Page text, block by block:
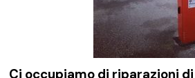
Ci occupiamo di riparazioni di